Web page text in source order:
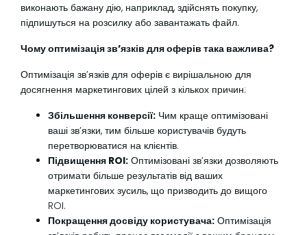
виконають бажану дію, наприклад, здійснять покупку,
підпишуться на розсилку або завантажать файл.
Чому оптимізація зв’язків для оферів така важлива?
Оптимізація зв’язків для оферів є вирішальною для
досягнення маркетингових цілей з кількох причин:
Збільшення конверсії: Чим краще оптимізовані
ваші зв’язки, тим більше користувачів будуть
перетворюватися на клієнтів.
Підвищення ROI: Оптимізовані зв’язки дозволяють
отримати більше результатів від ваших
маркетингових зусиль, що призводить до вищого
ROI.
Покращення досвіду користувача: Оптимізація